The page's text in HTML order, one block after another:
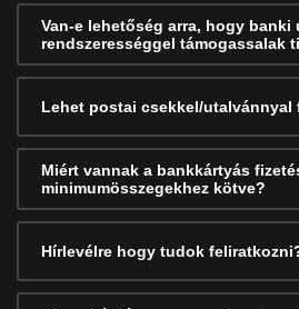
Van-e lehetőség arra, hogy banki
rendszerességgel támogassalak
Lehet postai csekkel/utalvánnyal
Miért vannak a bankkártyás
minimumösszegekhez kötve?
Hírlevélre hogy tudok